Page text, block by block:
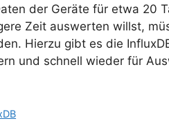
der Geräte für etwa 20
Zeit auswerten willst,
Hierzu gibt es die
und schnell wieder für